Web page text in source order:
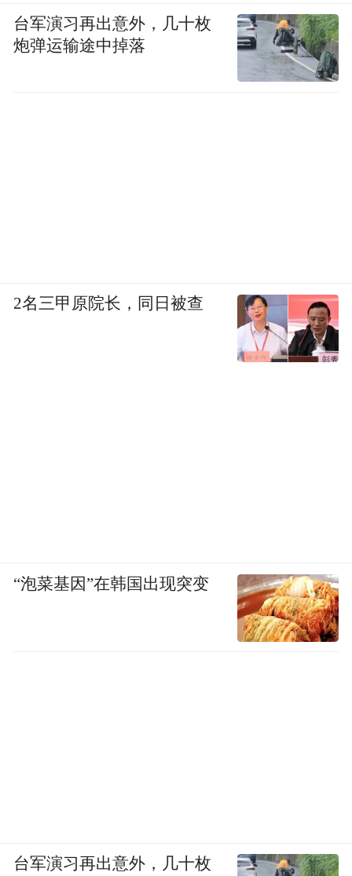
台军演习再出意外，几十枚
炮弹运输途中掉落
2名三甲原院长，同日被查
“泡菜基因”在韩国出现突变
台军演习再出意外，几十枚